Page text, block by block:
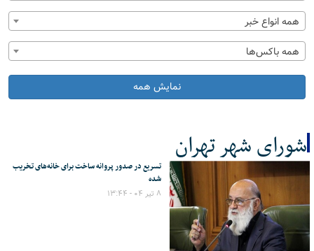
همه انواع خبر
همه باکس‌ها
نمایش همه
شورای شهر تهران
کل اخبار:8
تسریع در صدور پروانه ساخت برای خانه‌های تخریب
شده
۸ تیر ۰۴ - ۱۳:۴۴